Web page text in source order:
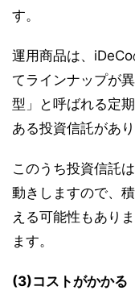
す。
運用商品は、
てラインナップが
型」と呼ばれる定
ある投資信託があり
このうち投資信託
動きしますので、
える可能性もあり
ます。
(3)コストがかかる